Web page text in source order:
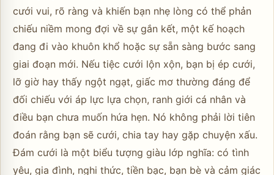
cưới vui, rõ ràng và khiến bạn nhẹ lòng có thể phản
chiếu niềm mong đợi về sự gắn kết, một kế hoạch
đang đi vào khuôn khổ hoặc sự sẵn sàng bước sang
giai đoạn mới. Nếu tiệc cưới lộn xộn, bạn bị ép cưới,
lỡ giờ hay thấy ngột ngạt, giấc mơ thường đáng để
đối chiếu với áp lực lựa chọn, ranh giới cá nhân và
điều bạn chưa muốn hứa hẹn. Nó không phải lời tiên
đoán rằng bạn sẽ cưới, chia tay hay gặp chuyện xấu.
Đám cưới là một biểu tượng giàu lớp nghĩa: có tình
yêu, gia đình, nghi thức, tiền bạc, bạn bè và cảm giác